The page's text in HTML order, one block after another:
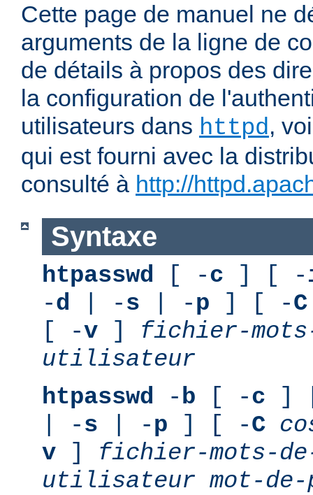
Cette page de manuel ne
arguments de la ligne de
de détails à propos des
la configuration de
utilisateurs dans httpd,
qui est fourni avec la
consulté à http://
Syntaxe
htpasswd [ -c ] [ -
-d | -s | -p ] [ -C
[ -v ] fichier-
utilisateur
htpasswd -b [ -c ]
| -s | -p ] [ -C
v ] fichier-mots-
utilisateur mot-de-